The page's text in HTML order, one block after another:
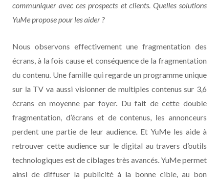
communiquer avec ces prospects et clients. Quelles solutions
YuMe propose pour les aider ?
Nous observons effectivement une fragmentation des
écrans, à la fois cause et conséquence de la fragmentation
du contenu. Une famille qui regarde un programme unique
sur la TV va aussi visionner de multiples contenus sur 3,6
écrans en moyenne par foyer. Du fait de cette double
fragmentation, d’écrans et de contenus, les annonceurs
perdent une partie de leur audience. Et YuMe les aide à
retrouver cette audience sur le digital au travers d’outils
technologiques est de ciblages très avancés. YuMe permet
ainsi de diffuser la publicité à la bonne cible, au bon